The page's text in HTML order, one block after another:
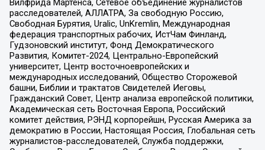
Вилфрида Мартенса, Сетевое объединение журналистов
расследователей, АЛЛАТРА, За свободную Россию,
Свободная Бурятия, Uralic, UnKremlin, Международная
федерация транспортных рабочих, ИстЧам Финланд,
Гудзоновский институт, Фонд Демократического
Развития, Комитет-2024, Центрально-Европейский
университет, Центр восточноевропейских и
международных исследований, Общество Сторожевой
башни, Библии и трактатов Свидетелей Иеговы,
Гражданский Совет, Центр анализа европейской политики,
Академическая сеть Восточная Европа, Российский
комитет действия, РЭНД корпорейшн, Русская Америка за
демократию в России, Настоящая Россия, Глобальная сеть
журналистов-расследователей, Служба поддержки,